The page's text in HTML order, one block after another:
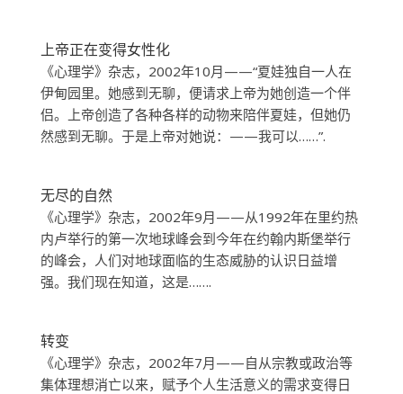
上帝正在变得女性化
《心理学》杂志，2002年10月——“夏娃独自一人在
伊甸园里。她感到无聊，便请求上帝为她创造一个伴
侣。上帝创造了各种各样的动物来陪伴夏娃，但她仍
然感到无聊。于是上帝对她说：——我可以……”.
无尽的自然
《心理学》杂志，2002年9月——从1992年在里约热
内卢举行的第一次地球峰会到今年在约翰内斯堡举行
的峰会，人们对地球面临的生态威胁的认识日益增
强。我们现在知道，这是…….
转变
《心理学》杂志，2002年7月——自从宗教或政治等
集体理想消亡以来，赋予个人生活意义的需求变得日